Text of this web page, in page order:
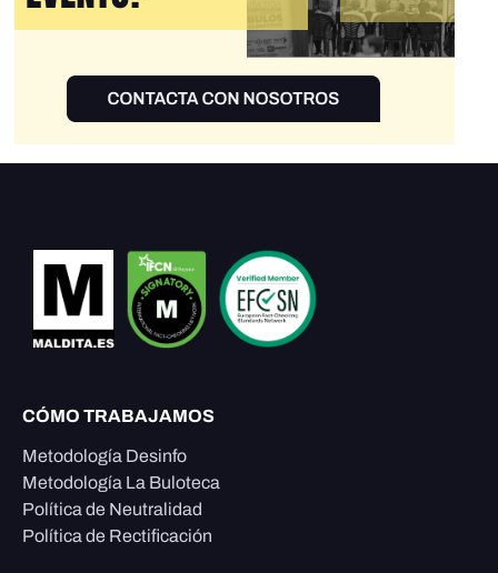
CÓMO TRABAJAMOS
Metodología Desinfo
Metodología La Buloteca
Política de Neutralidad
Política de Rectificación